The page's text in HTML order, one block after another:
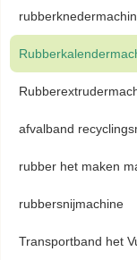
afvalband
rubber het maken
rubbersnijmachine
Transportband het